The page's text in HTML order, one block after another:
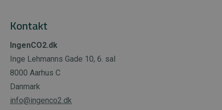
Kontakt
IngenCO2.dk
Inge Lehmanns Gade 10, 6. sal
8000 Aarhus C
Danmark
info@ingenco2.dk